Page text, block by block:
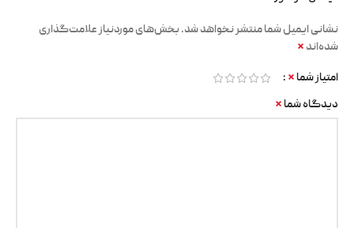
نشانی ایمیل شما منتشر نخواهد شد.بخش‌های موردنیاز علامت‌گذاری
شده‌اند *
امتیاز شما *
دیدگاه شما *